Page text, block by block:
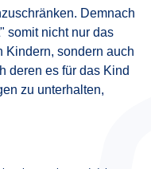
Demnach
somit nicht nur das
Kindern, sondern auch
deren es für das Kind
zu unterhalten,